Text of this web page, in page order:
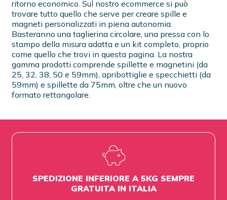
ritorno economico. Sul nostro ecommerce si può
trovare tutto quello che serve per creare spille e
magneti personalizzati in piena autonomia.
Basteranno una taglierina circolare, una pressa con lo
stampo della misura adatta e un kit completo, proprio
come quello che trovi in questa pagina. La nostra
gamma prodotti comprende spillette e magnetini (da
25, 32, 38, 50 e 59mm), apribottiglie e specchietti (da
59mm) e spillette da 75mm, oltre che un nuovo
formato rettangolare.
SPEDIZIONE INFERIORE A 5KG SEMPRE
GRATUITA IN ITALIA